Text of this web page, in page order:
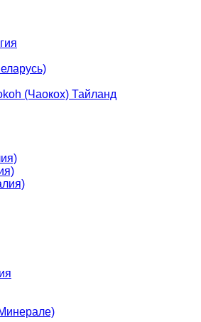
(Чаокох) Тайланд